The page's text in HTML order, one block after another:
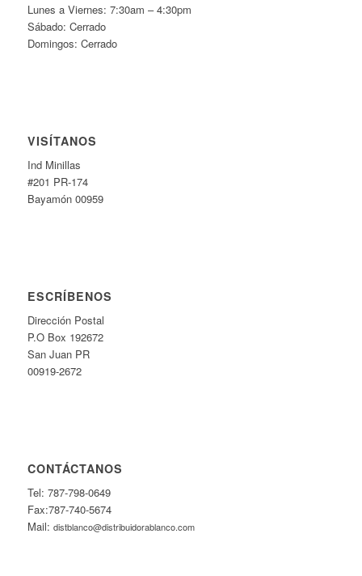
Lunes a Viernes: 7:30am – 4:30pm
Sábado: Cerrado
Domingos: Cerrado
VISÍTANOS
Ind Minillas
#201 PR-174
Bayamón 00959
ESCRÍBENOS
Dirección Postal
P.O Box 192672
San Juan PR
00919-2672
CONTÁCTANOS
Tel: 787-798-0649
Fax:787-740-5674
Mail: distblanco@distribuidorablanco.com